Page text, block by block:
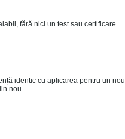
fără nici un test sau certificare
identic cu aplicarea pentru un nou
nou.